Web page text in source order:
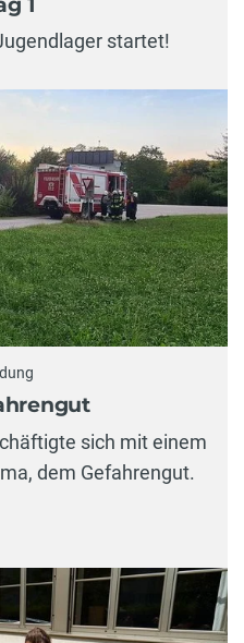
startet!
sich mit einem
dem Gefahrengut.